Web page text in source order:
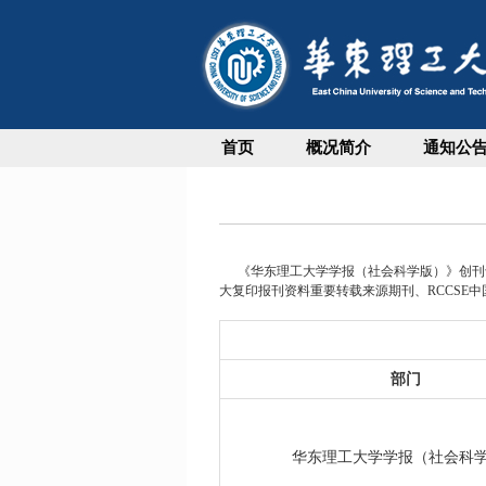
首页 概况简介 通知公
《华东理工大学学报（社会科学版）》创
大复印报刊资料重要转载来源期刊、RCCSE
部门
华东理工大学学报（社会科